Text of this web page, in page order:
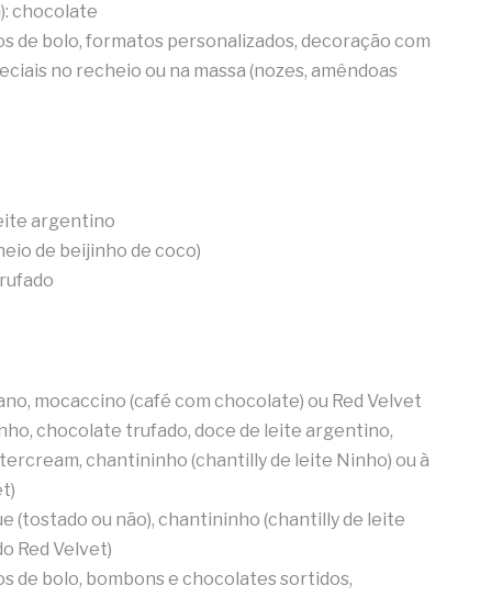
chocolate
de bolo, formatos personalizados, decoração com
no recheio ou na massa (nozes, amêndoas
argentino
de beijinho de coco)
mocaccino (café com chocolate) ou Red Velvet
chocolate trufado, doce de leite argentino,
chantininho (chantilly de leite Ninho) ou à
(tostado ou não), chantininho (chantilly de leite
Red Velvet)
de bolo, bombons e chocolates sortidos,